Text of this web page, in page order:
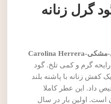
گرل زنانه
عطر اسانس گود گرل اصل-مشکی-Carolina Herrera
گرم و کمی تلخ. گود
زنانه با پاشنه بلند
داد. این عطر کاملا
است. اولین بار در سال